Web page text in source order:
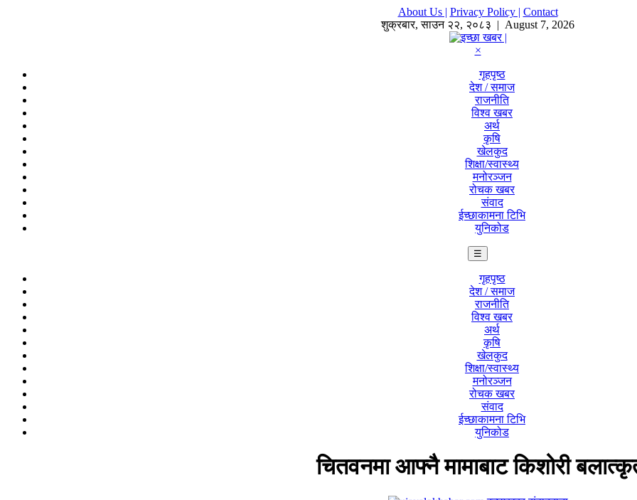
About Us | Privacy Policy | Contact
शुक्रबार,साउन २२, २०८३ | August 7, 2026
×
गृहपृष्ठ
देश / समाज
राजनीति
विश्व खबर
अर्थ
कृषि
खेलकुद
शिक्षा/स्वास्थ्य
मनोरञ्जन
रोचक खबर
संवाद
ईच्छाकामना टिभि
युनिकोड
☰
गृहपृष्ठ
देश / समाज
राजनीति
विश्व खबर
अर्थ
कृषि
खेलकुद
शिक्षा/स्वास्थ्य
मनोरञ्जन
रोचक खबर
संवाद
ईच्छाकामना टिभि
युनिकोड
चितवनमा आफ्नै मामाबाट किशोरी